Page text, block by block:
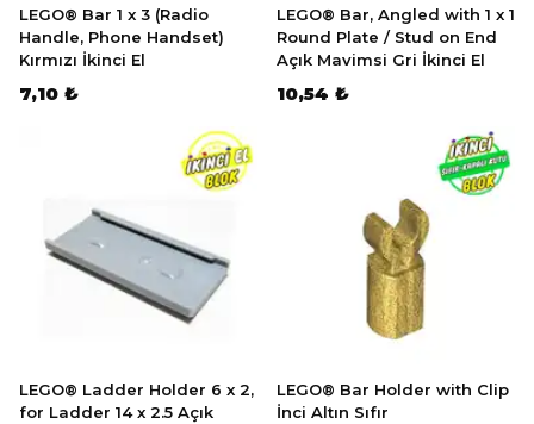
LEGO® Bar 1 x 3 (Radio
Handle, Phone Handset)
Kırmızı İkinci El
7,10 ₺
LEGO® Bar, Angled with 1 x 1
Round Plate / Stud on End
Açık Mavimsi Gri İkinci El
10,54 ₺
LEGO® Ladder Holder 6 x 2,
for Ladder 14 x 2.5 Açık
LEGO® Bar Holder with Clip
İnci Altın Sıfır